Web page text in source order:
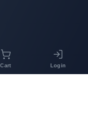
Cart Login